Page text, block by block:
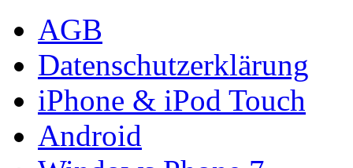
AGB
Datenschutzerklärung
iPhone & iPod Touch
Android